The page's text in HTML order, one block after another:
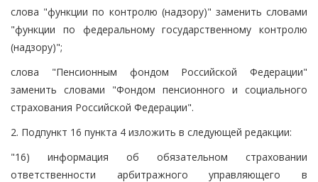
слова "функции по контролю (надзору)" заменить словами
"функции по федеральному государственному контролю
(надзору)";
слова "Пенсионным фондом Российской Федерации"
заменить словами "Фондом пенсионного и социального
страхования Российской Федерации".
2. Подпункт 16 пункта 4 изложить в следующей редакции:
"16) информация об обязательном страховании
ответственности арбитражного управляющего в